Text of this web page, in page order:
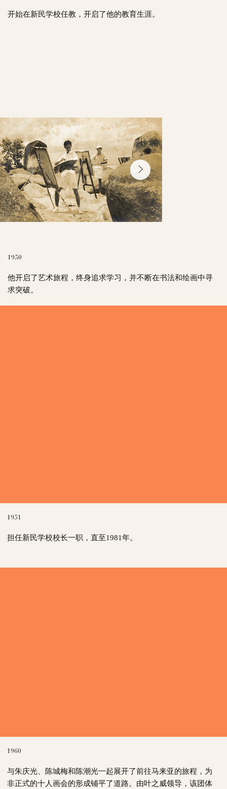
开始在新民学校任教，开启了他的教育生涯。
1950
他开启了艺术旅程，终身追求学习，并不断在书法和绘画中寻
求突破。
1951
担任新民学校校长一职，直至1981年。
1960
与朱庆光、陈城梅和陈潮光一起展开了前往马来亚的旅程，为
非正式的十人画会的形成铺平了道路。由叶之威领导，该团体